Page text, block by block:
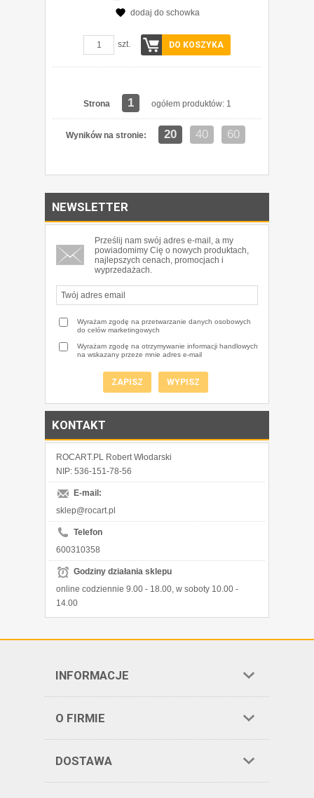
dodaj do schowka
szt. DO KOSZYKA
Strona 1 ogółem produktów: 1
Wyników na stronie: 20 40 60
NEWSLETTER
Prześlij nam swój adres e-mail, a my
powiadomimy Cię o nowych produktach,
najlepszych cenach, promocjach i
wyprzedażach.
Wyrażam zgodę na przetwarzanie danych osobowych
do celów marketingowych
Wyrażam zgodę na otrzymywanie informacji handlowych
na wskazany przeze mnie adres e-mail
KONTAKT
ROCART.PL Robert Włodarski
NIP: 536-151-78-56
E-mail:
sklep@rocart.pl
Telefon
600310358
Godziny działania sklepu
online codziennie 9.00 - 18.00, w soboty 10.00 -
14.00
INFORMACJE
O FIRMIE
DOSTAWA